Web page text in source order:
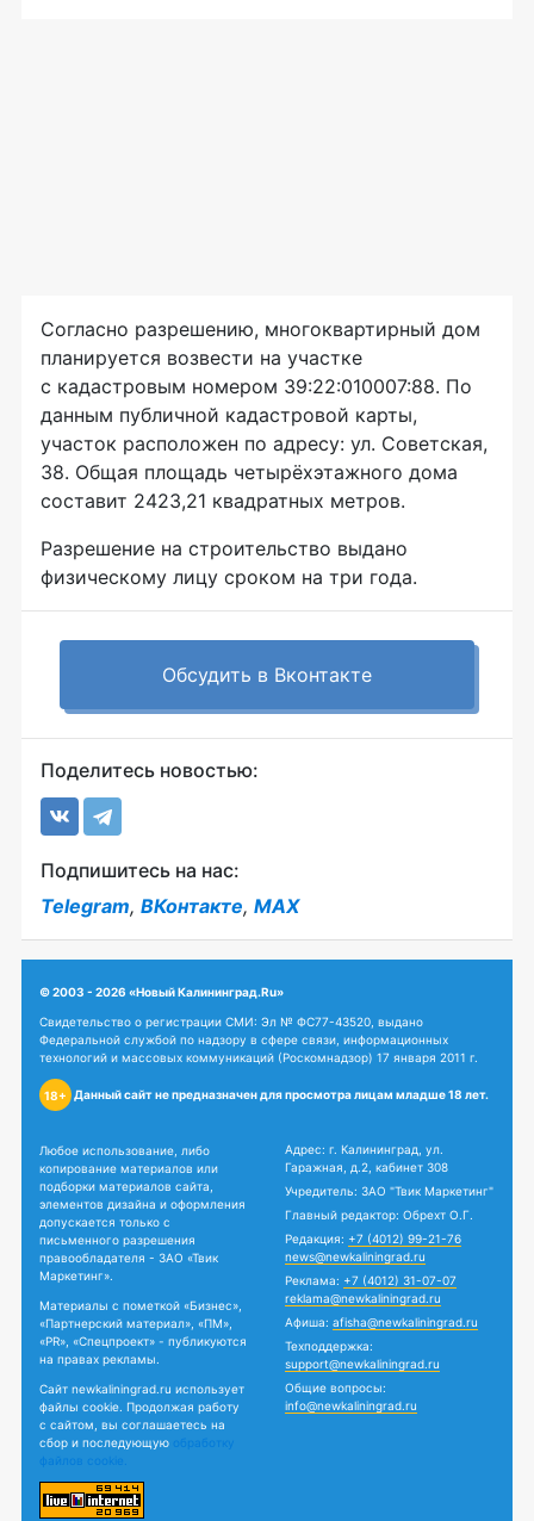
Согласно разрешению, многоквартирный дом
планируется возвести на участке
с кадастровым номером 39:22:010007:88. По
данным публичной кадастровой карты,
участок расположен по адресу: ул. Советская,
38. Общая площадь четырёхэтажного дома
составит 2423,21 квадратных метров.
Разрешение на строительство выдано
физическому лицу сроком на три года.
Обсудить в Вконтакте
Поделитесь новостью:
Подпишитесь на нас:
Telegram, ВКонтакте, MAX
© 2003 - 2026 «Новый Калининград.Ru»
Свидетельство о регистрации СМИ: Эл № ФС77-43520, выдано
Федеральной службой по надзору в сфере связи, информационных
технологий и массовых коммуникаций (Роскомнадзор) 17 января 2011 г.
18+ Данный сайт не предназначен для просмотра лицам младше 18 лет.
Любое использование, либо
копирование материалов или
подборки материалов сайта,
элементов дизайна и оформления
допускается только с
письменного разрешения
правообладателя - ЗАО «Твик
Маркетинг».
Материалы с пометкой «Бизнес»,
«Партнерский материал», «ПМ»,
«PR», «Спецпроект» - публикуются
на правах рекламы.
Сайт newkaliningrad.ru использует
файлы cookie. Продолжая работу
с сайтом, вы соглашаетесь на
сбор и последующую обработку
файлов cookie.
Адрес: г. Калининград, ул.
Гаражная, д.2, кабинет 308
Учредитель: ЗАО "Твик Маркетинг"
Главный редактор: Обрехт О.Г.
Редакция: +7 (4012) 99-21-76
news@newkaliningrad.ru
Реклама: +7 (4012) 31-07-07
reklama@newkaliningrad.ru
Афиша: afisha@newkaliningrad.ru
Техподдержка:
support@newkaliningrad.ru
Общие вопросы:
info@newkaliningrad.ru